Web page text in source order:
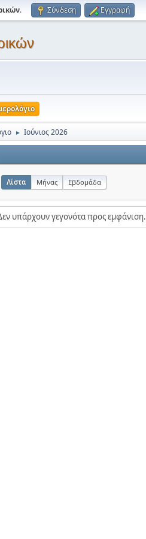
. Σύνδεση Εγγραφή
► Ιούνιος 2026
Λίστα Μήνας Εβδομάδα
υπάρχουν γεγονότα προς εμφάνιση.